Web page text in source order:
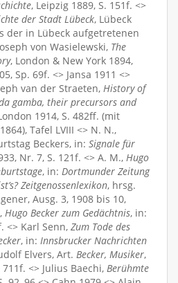
, Leipzig 1889, S. 151f. <>
der Stadt Lübeck, Lübeck
der in Lübeck aufgetretenen
von Wasielewski, The
, London & New York 1894,
Sp. 69f. <> Jansa 1911 <>
van der Straeten, History of
gamba, their precursors and
1914, S. 482ff. (mit
Tafel LVIII <> N. N.,
Beckers, in: Signale für
Nr. 7, S. 121f. <> A. M., Hugo
, in: Dortmunder Zeitung
Zeitgenossenlexikon, hrsg.
Ausg. 3, 1908 bis 10,
Hugo Becker zum Gedächtnis, in:
<> Karl Senn, Zum Tode des
, in: Innsbrucker Nachrichten
Elvers, Art. Becker, Musiker,
<> Julius Baechi, Berühmte